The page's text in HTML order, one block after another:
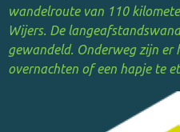
wandelroute van 110
Wijers. De
gewandeld. Onderweg zijn er
overnachten of een hapje te